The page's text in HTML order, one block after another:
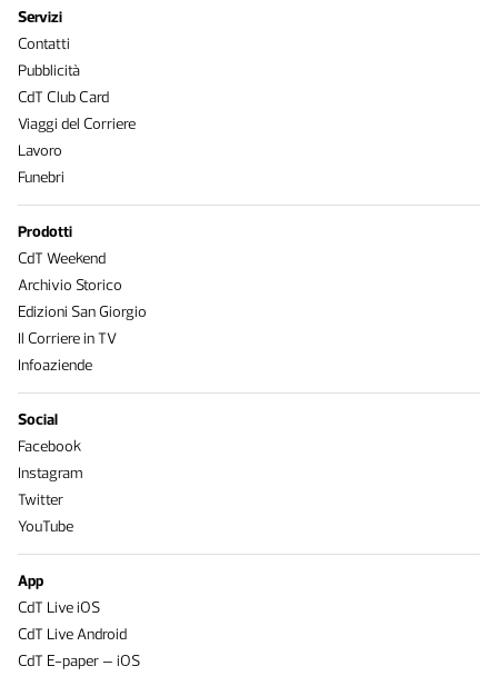
Servizi
Contatti
Pubblicità
CdT Club Card
Viaggi del Corriere
Lavoro
Funebri
Prodotti
CdT Weekend
Archivio Storico
Edizioni San Giorgio
Il Corriere in TV
Infoaziende
Social
Facebook
Instagram
Twitter
YouTube
App
CdT Live iOS
CdT Live Android
CdT E-paper – iOS